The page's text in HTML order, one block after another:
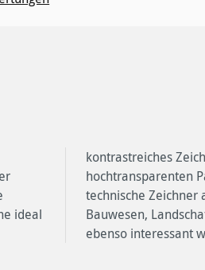
ideal
etc.
,
sie